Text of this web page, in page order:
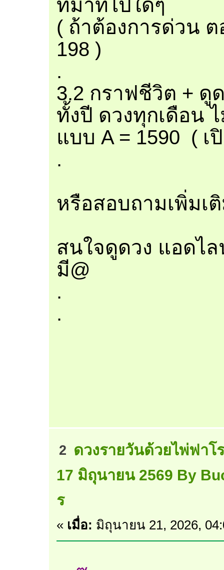
ที่มาที่ไปใดๆ
( ถ้าต้องการด่วน
198 )
.
3.2 กราฟชีวิต + ดู
ทั้งปี ดวงทุกเดือน
แบบ A = 1590 ( เ
.
หรือสอบถามเพิ่มเ
สนใจดูดวง แอดไ
มี@
.
.
2 ดวงรายวันด้วยไพ่ฟาโ
17 มิถุนายน 2569 By
ร
« เมื่อ: มิถุนายน 21, 2026,